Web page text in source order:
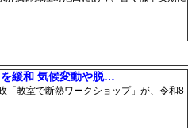
緩和 気候変動や脱…
「教室で断熱ワークショップ」が、令和8